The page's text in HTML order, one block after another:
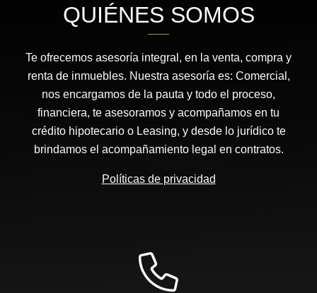
QUIÉNES SOMOS
Te ofrecemos asesoría integral, en la venta, compra y
renta de inmuebles. Nuestra asesoría es: Comercial,
nos encargamos de la pauta y todo el proceso,
financiera, te asesoramos y acompañamos en tu
crédito hipotecario o Leasing, y desde lo jurídico te
brindamos el acompañamiento legal en contratos.
Políticas de privacidad